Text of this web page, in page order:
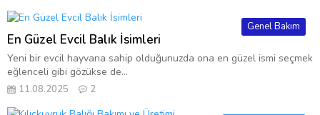
Genel Bakım
En Güzel Evcil Balık İsimleri
Yeni bir evcil hayvana sahip olduğunuzda ona en güzel ismi seçmek
eğlenceli gibi gözükse de...
11.08.2025 2